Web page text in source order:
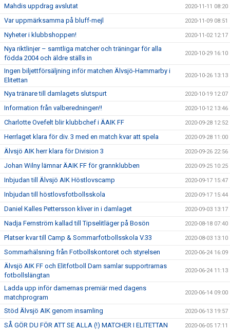
Mahdis uppdrag avslutat 2020-11-11 08:20
Var uppmärksamma på bluff-mejl 2020-11-09 08:51
Nyheter i klubbshoppen! 2020-11-02 12:17
Nya riktlinjer – samtliga matcher och träningar för alla
födda 2004 och äldre ställs in
2020-10-29 16:10
Ingen biljettförsäljning inför matchen Älvsjö-Hammarby i
Elitettan
2020-10-26 13:13
Nya tränare till damlagets slutspurt 2020-10-19 12:07
Information från valberedningen!! 2020-10-12 13:46
Charlotte Ovefelt blir klubbchef i ÄAIK FF 2020-09-28 12:52
Herrlaget klara för div. 3 med en match kvar att spela 2020-09-28 11:00
Älvsjö AIK herr klara för Division 3 2020-09-26 22:56
Johan Wilny lämnar ÄAIK FF för grannklubben 2020-09-25 10:25
Inbjudan till Älvsjö AIK Höstlovscamp 2020-09-17 15:47
Inbjudan till höstlovsfotbollsskola 2020-09-17 15:44
Daniel Kalles Pettersson kliver in i damlaget 2020-09-03 13:17
Nadja Fernström kallad till Tipselitläger på Bosön 2020-08-18 07:40
Platser kvar till Camp & Sommarfotbollsskola V.33 2020-08-03 13:10
Sommarhälsning från Fotbollskontoret och styrelsen 2020-06-24 16:09
Älvsjö AIK FF och Elitfotboll Dam samlar supportrarnas
fotbollslängtan
2020-06-24 11:13
Ladda upp inför damernas premiär med dagens
matchprogram
2020-06-14 09:00
Stöd Älvsjö AIK genom insamling 2020-06-13 19:57
SÅ GÖR DU FÖR ATT SE ALLA (!) MATCHER I ELITETTAN 2020-06-05 17:11